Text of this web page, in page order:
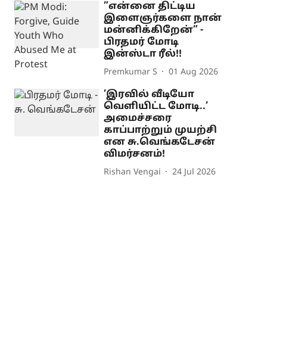
”என்னை திட்டிய
இளைஞர்களை நான்
மன்னிக்கிறேன்” -
பிரதமர் மோடி
இன்ஸ்டா ரீல்!!
Premkumar S 01 Aug 2026
’இரவில் வீடியோ
வெளியிட்ட மோடி..’
அமைச்சரை
காப்பாற்றும் முயற்சி
என சு.வெங்கடேசன்
விமர்சனம்!
Rishan Vengai 24 Jul 2026